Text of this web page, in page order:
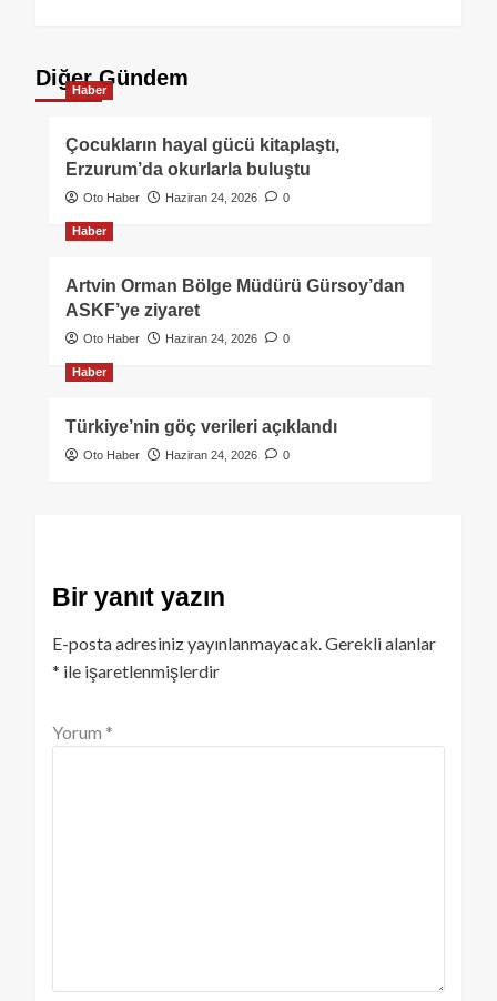
Diğer Gündem
Haber
Çocukların hayal gücü kitaplaştı,
Erzurum’da okurlarla buluştu
Oto Haber Haziran 24, 2026 0
Haber
Artvin Orman Bölge Müdürü Gürsoy’dan
ASKF’ye ziyaret
Oto Haber Haziran 24, 2026 0
Haber
Türkiye’nin göç verileri açıklandı
Oto Haber Haziran 24, 2026 0
Bir yanıt yazın
E-posta adresiniz yayınlanmayacak.Gerekli alanlar
* ile işaretlenmişlerdir
Yorum *